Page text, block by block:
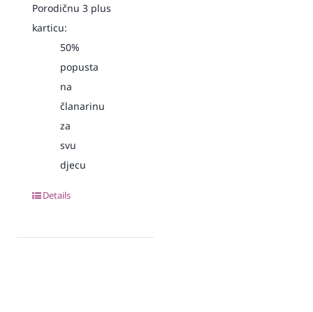
Porodičnu 3 plus
karticu:
50%
popusta
na
članarinu
za
svu
djecu
Details